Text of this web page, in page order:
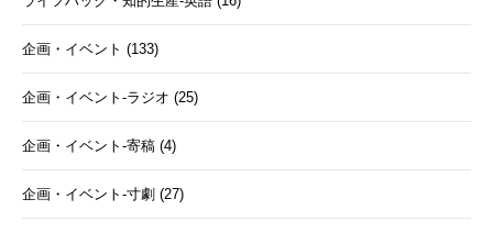
企画・イベント (133)
企画・イベント-ラジオ (25)
企画・イベント-寄稿 (4)
企画・イベント-寸劇 (27)